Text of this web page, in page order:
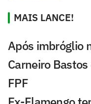
MAIS LANCE!
Após imbróglio
Carneiro
FPF